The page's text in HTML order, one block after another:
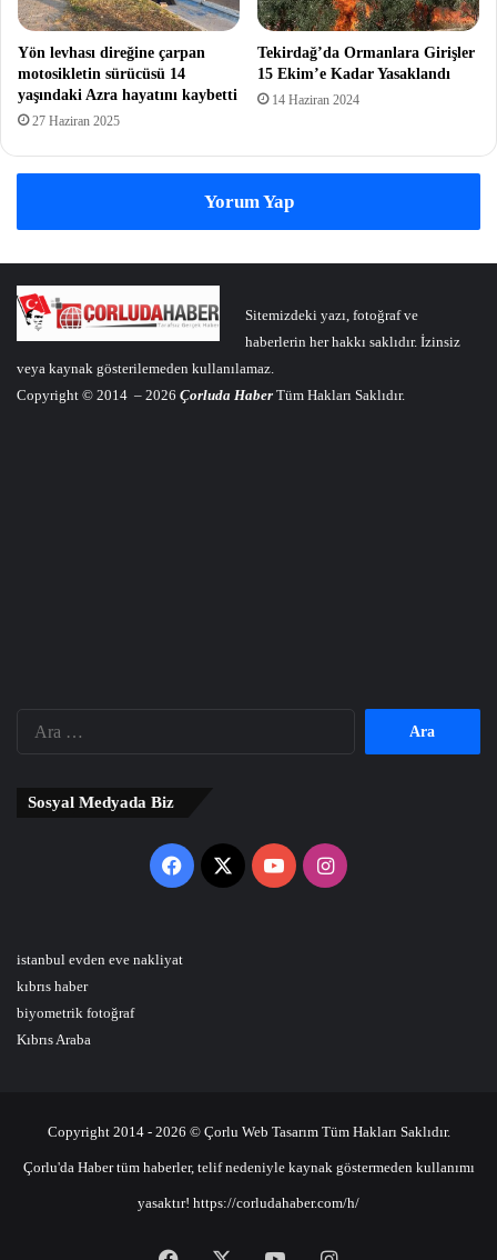
Yön levhası direğine çarpan
motosikletin sürücüsü 14
yaşındaki Azra hayatını kaybetti
27 Haziran 2025
Tekirdağ’da Ormanlara Girişler
15 Ekim’e Kadar Yasaklandı
14 Haziran 2024
Yorum Yap
Sitemizdeki yazı, fotoğraf ve
haberlerin her hakkı saklıdır. İzinsiz
veya kaynak gösterilemeden kullanılamaz.
Copyright © 2014 – 2026 Çorluda Haber Tüm Hakları Saklıdır.
Sosyal Medyada Biz
Facebook
X YouTubeInstagram
istanbul evden eve nakliyat
kıbrıs haber
biyometrik fotoğraf
Kıbrıs Araba
Copyright 2014 - 2026 © Çorlu Web Tasarım Tüm Hakları Saklıdır.
Çorlu'da Haber tüm haberler, telif nedeniyle kaynak göstermeden kullanımı
yasaktır! https://corludahaber.com/h/